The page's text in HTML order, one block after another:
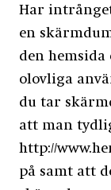
Har
en
den hemsida
olovliga
du tar
att man
http://
på samt att